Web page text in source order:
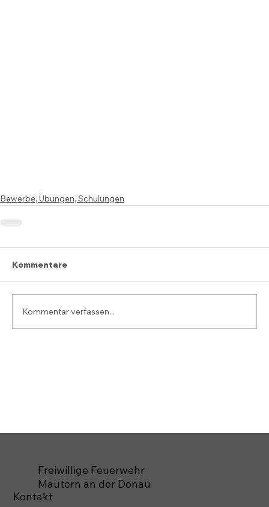
Bewerbe, Übungen, Schulungen
Kommentare
Kommentar verfassen...
Kontakt
Freiwillige Feuerwehr
Mautern an der Donau